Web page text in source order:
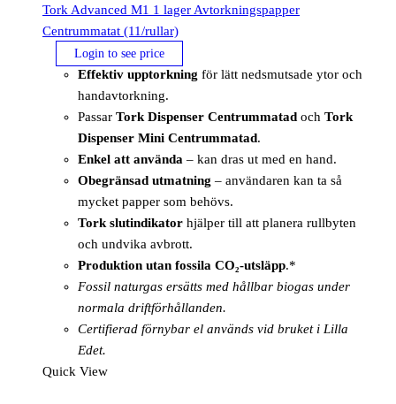
Tork Advanced M1 1 lager Avtorkningspapper
Centrummatat (11/rullar)
Login to see price
Effektiv upptorkning för lätt nedsmutsade ytor och
handavtorkning.
Passar Tork Dispenser Centrummatad och Tork
Dispenser Mini Centrummatad.
Enkel att använda – kan dras ut med en hand.
Obegränsad utmatning – användaren kan ta så
mycket papper som behövs.
Tork slutindikator hjälper till att planera rullbyten
och undvika avbrott.
Produktion utan fossila CO₂-utsläpp.*
Fossil naturgas ersätts med hållbar biogas under
normala driftförhållanden.
Certifierad förnybar el används vid bruket i Lilla
Edet.
Quick View